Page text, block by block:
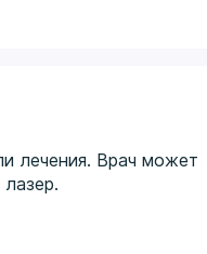
лечения. Врач может